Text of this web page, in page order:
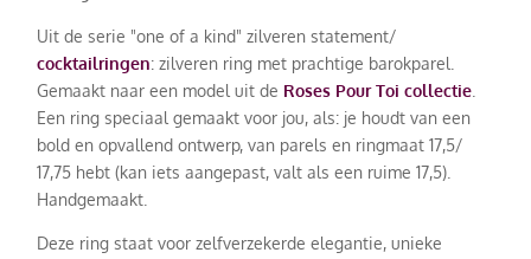
Uit de serie "one of a kind" zilveren statement/
cocktailringen: zilveren ring met prachtige barokparel.
Gemaakt naar een model uit de Roses Pour Toi collectie
Een ring speciaal gemaakt voor jou, als: je houdt van een
bold en opvallend ontwerp, van parels en ringmaat 17,5/
17,75 hebt (kan iets aangepast, valt als een ruime 17,5).
Handgemaakt.
Deze ring staat voor zelfverzekerde elegantie, unieke